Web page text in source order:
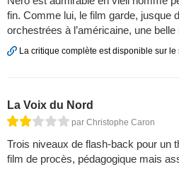
fin. Comme lui, le film garde, jusque
orchestrées à l’américaine, une belle
La critique complète est disponible sur le
La Voix du Nord
par Christophe Caron
Trois niveaux de flash-back pour un
film de procès, pédagogique mais